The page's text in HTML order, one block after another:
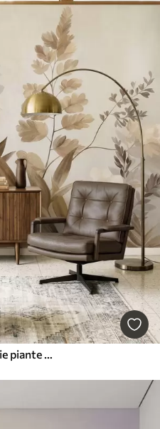
Arte botanica con texture, varie piante e foglie nei toni del marrone e del beige